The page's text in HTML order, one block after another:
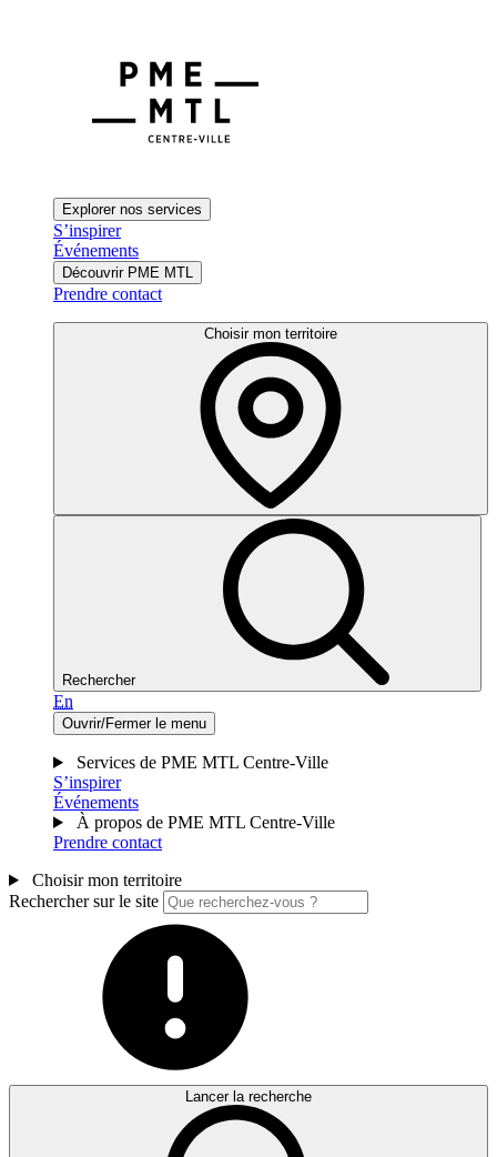
Explorer nos services
S’inspirer
Événements
Découvrir PME MTL
Prendre contact
Choisir mon territoire
Rechercher
En
Ouvrir/Fermer le menu
Services de PME MTL Centre-Ville
S’inspirer
Événements
À propos de PME MTL Centre-Ville
Prendre contact
Choisir mon territoire
Rechercher sur le site
Lancer la recherche